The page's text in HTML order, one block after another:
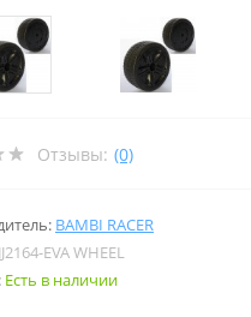
Отзывы: (0)
BAMBI RACER
JJ2164-EVA WHEEL
Есть в наличии